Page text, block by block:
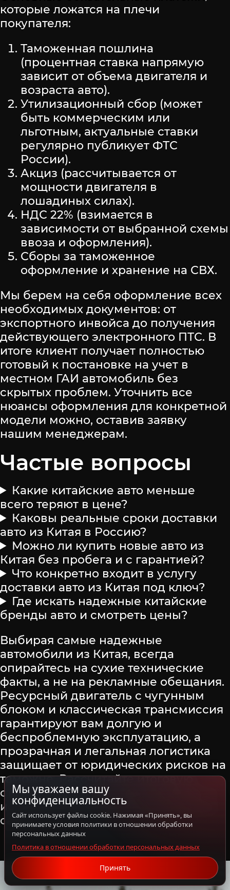
которые ложатся на плечи
покупателя:
Таможенная пошлина
(процентная ставка напрямую
зависит от объема двигателя и
возраста авто).
Утилизационный сбор (может
быть коммерческим или
льготным, актуальные ставки
регулярно публикует ФТС
России).
Акциз (рассчитывается от
мощности двигателя в
лошадиных силах).
НДС 22% (взимается в
зависимости от выбранной схемы
ввоза и оформления).
Сборы за таможенное
оформление и хранение на СВХ.
Мы берем на себя оформление всех
необходимых документов: от
экспортного инвойса до получения
действующего электронного ПТС. В
итоге клиент получает полностью
готовый к постановке на учет в
местном ГАИ автомобиль без
скрытых проблем. Уточнить все
нюансы оформления для конкретной
модели можно, оставив заявку
нашим менеджерам.
Частые вопросы
Какие китайские авто меньше
всего теряют в цене?
Каковы реальные сроки доставки
авто из Китая в Россию?
Можно ли купить новые авто из
Китая без пробега и с гарантией?
Что конкретно входит в услугу
доставки авто из Китая под ключ?
Где искать надежные китайские
бренды авто и смотреть цены?
Выбирая самые надежные
автомобили из Китая, всегда
опирайтесь на сухие технические
факты, а не на рекламные обещания.
Ресурсный двигатель с чугунным
блоком и классическая трансмиссия
гарантируют вам долгую и
беспроблемную эксплуатацию, а
прозрачная и легальная логистика
защищает от юридических рисков на
таможне. Рассчитайте итоговую
стоимость машины прямо сейчас —
используйте калькулятор на нашем
сайте.
Мы уважаем вашу
конфиденциальность
Сайт использует файлы cookie. Нажимая «Принять», вы
принимаете условия политики в отношении обработки
персональных данных
Политика в отношении обработки персональных данных
Принять